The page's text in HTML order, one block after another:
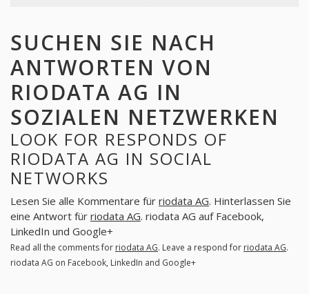
SUCHEN SIE NACH
ANTWORTEN VON
RIODATA AG IN
SOZIALEN NETZWERKEN
LOOK FOR RESPONDS OF
RIODATA AG IN SOCIAL
NETWORKS
Lesen Sie alle Kommentare für riodata AG. Hinterlassen Sie
eine Antwort für riodata AG. riodata AG auf Facebook,
LinkedIn und Google+
Read all the comments for riodata AG. Leave a respond for riodata AG.
riodata AG on Facebook, LinkedIn and Google+